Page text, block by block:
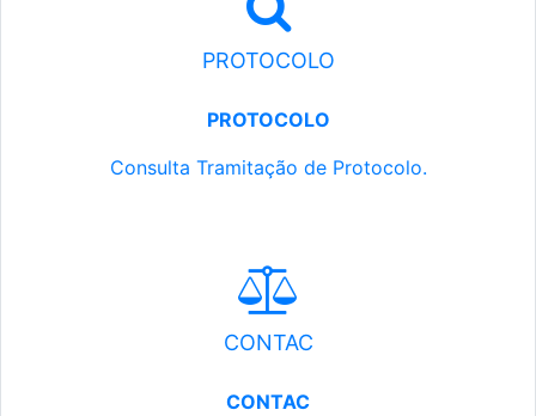
PROTOCOLO
PROTOCOLO
Consulta Tramitação de Protocolo.
CONTAC
CONTAC